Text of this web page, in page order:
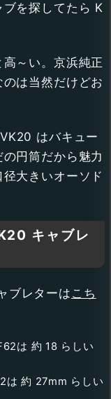
を探してたら K
～い。京浜純正
は当然だけどお
はバキュー
円筒だから魅力
大きいオーソド
キャブレ
ブレターは こち
は 約 18 らしい
は 約 27mm らしい